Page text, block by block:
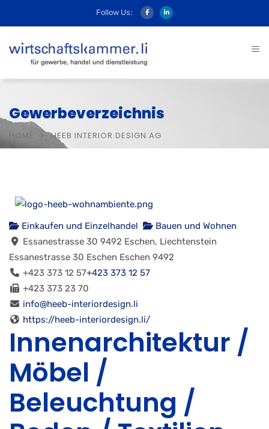
Follow Us:
Gewerbeverzeichnis
HOME HEEB INTERIOR DESIGN AG
Einkaufen und Einzelhandel
Bauen und Wohnen
Essanestrasse 30 9492 Eschen, Liechtenstein
Essanestrasse 30 Eschen Eschen 9492
+423 373 12 57+423 373 12 57
+423 373 23 70
info@heeb-interiordesign.li
https://heeb-interiordesign.li/
Innenarchitektur /
Möbel /
Beleuchtung /